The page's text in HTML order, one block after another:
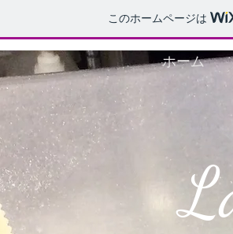
このホームページは
ホーム